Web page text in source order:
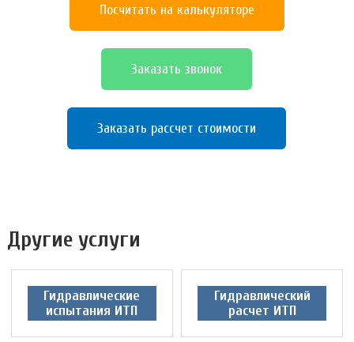
Посчитать на калькуляторе
Заказать звонок
Заказать рассчет стоимости
Другие услуги
Гидравлические
испытания ИТП
Гидравлический
расчет ИТП